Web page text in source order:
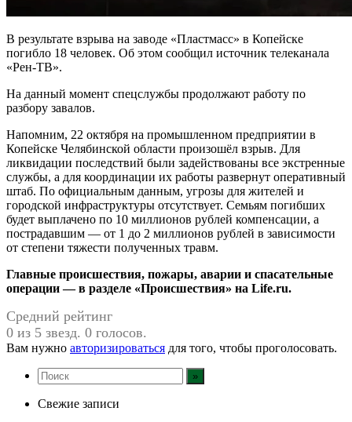
В результате взрыва на заводе «Пластмасс» в Копейске
погибло 18 человек. Об этом сообщил источник телеканала
«Рен-ТВ».
На данный момент спецслужбы продолжают работу по
разбору завалов.
Напомним, 22 октября на промышленном предприятии в
Копейске Челябинской области произошёл взрыв. Для
ликвидации последствий были задействованы все экстренные
службы, а для координации их работы развернут оперативный
штаб. По официальным данным, угрозы для жителей и
городской инфраструктуры отсутствует. Семьям погибших
будет выплачено по 10 миллионов рублей компенсации, а
пострадавшим — от 1 до 2 миллионов рублей в зависимости
от степени тяжести полученных травм.
Главные происшествия, пожары, аварии и спасательные
операции — в разделе «Происшествия» на Life.ru.
Средний рейтинг
0 из 5 звезд. 0 голосов.
Вам нужно авторизироваться для того, чтобы проголосовать.
Свежие записи